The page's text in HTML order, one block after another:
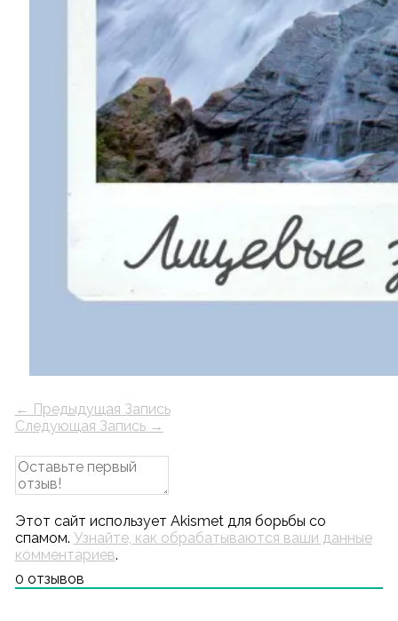
← Предыдущая Запись
Следующая Запись →
Этот сайт использует Akismet для борьбы со
спамом. Узнайте, как обрабатываются ваши данные
комментариев.
0 отзывов